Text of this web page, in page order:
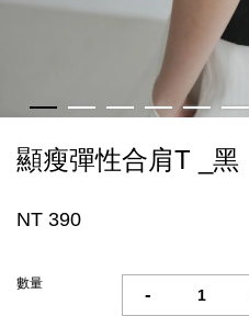
顯瘦彈性合肩T _黑
NT 390
數量
-